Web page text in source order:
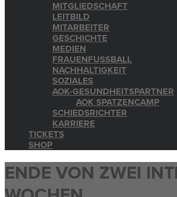
MITGLIEDSCHAFT
LEITBILD
MITARBEITER
GESCHICHTE
MEDIEN
FRAUENFUSSBALL
NACHHALTIGKEIT
SOZIALES
AOK-GESUNDHEITSPARTNER
AOK SPATZENCAMP
SCHIEDSRICHTER
KARRIERE
TICKETS
SHOP
ENDE VON ZWEI